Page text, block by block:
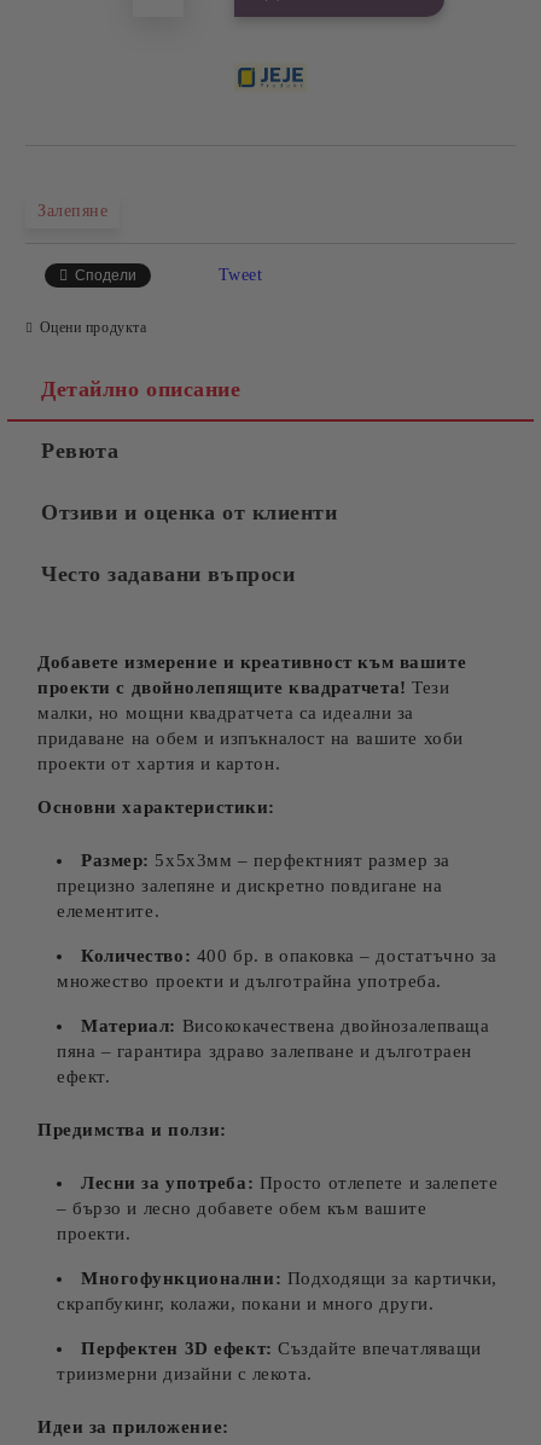
Залепяне
Сподели Tweet
Оцени продукта
Детайлно описание
Ревюта
Отзиви и оценка от клиенти
Често задавани въпроси
Добавете измерение и креативност към вашите
проекти с двойнолепящите квадратчета! Тези
малки, но мощни квадратчета са идеални за
придаване на обем и изпъкналост на вашите хоби
проекти от хартия и картон.
Основни характеристики:
Размер: 5х5х3мм – перфектният размер за
прецизно залепяне и дискретно повдигане на
елементите.
Количество: 400 бр. в опаковка – достатъчно за
множество проекти и дълготрайна употреба.
Материал: Висококачествена двойнозалепваща
пяна – гарантира здраво залепване и дълготраен
ефект.
Предимства и ползи:
Лесни за употреба: Просто отлепете и залепете
– бързо и лесно добавете обем към вашите
проекти.
Многофункционални: Подходящи за картички,
скрапбукинг, колажи, покани и много други.
Перфектен 3D ефект: Създайте впечатляващи
триизмерни дизайни с лекота.
Идеи за приложение: